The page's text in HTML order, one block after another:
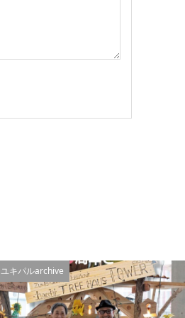
ユキパルarchive